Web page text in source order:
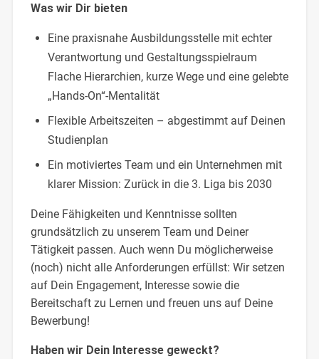
Was wir Dir bieten
Eine praxisnahe Ausbildungsstelle mit echter
Verantwortung und Gestaltungsspielraum
Flache Hierarchien, kurze Wege und eine gelebte
„Hands-On“-Mentalität
Flexible Arbeitszeiten – abgestimmt auf Deinen
Studienplan
Ein motiviertes Team und ein Unternehmen mit
klarer Mission: Zurück in die 3. Liga bis 2030
Deine Fähigkeiten und Kenntnisse sollten
grundsätzlich zu unserem Team und Deiner
Tätigkeit passen. Auch wenn Du möglicherweise
(noch) nicht alle Anforderungen erfüllst: Wir setzen
auf Dein Engagement, Interesse sowie die
Bereitschaft zu Lernen und freuen uns auf Deine
Bewerbung!
Haben wir Dein Interesse geweckt?